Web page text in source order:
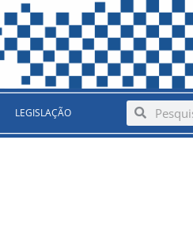
LEGISLAÇÃO SearchSearch